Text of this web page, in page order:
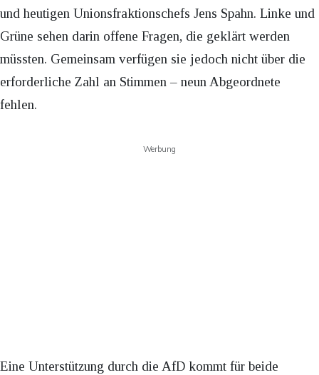
und heutigen Unionsfraktionschefs Jens Spahn. Linke und
Grüne sehen darin offene Fragen, die geklärt werden
müssten. Gemeinsam verfügen sie jedoch nicht über die
erforderliche Zahl an Stimmen – neun Abgeordnete
fehlen.
Werbung
Eine Unterstützung durch die AfD kommt für beide